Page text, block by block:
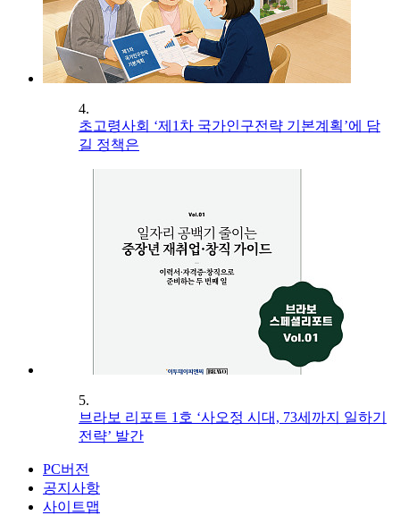
4.
초고령사회 ‘제1차 국가인구전략 기본계획’에 담
길 정책은
5.
브라보 리포트 1호 ‘사오정 시대, 73세까지 일하기
전략’ 발간
PC버전
공지사항
사이트맵